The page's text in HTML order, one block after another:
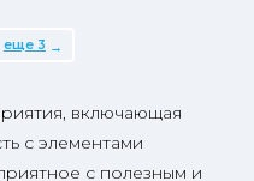
еще 3
включающая
с элементами
с полезным и